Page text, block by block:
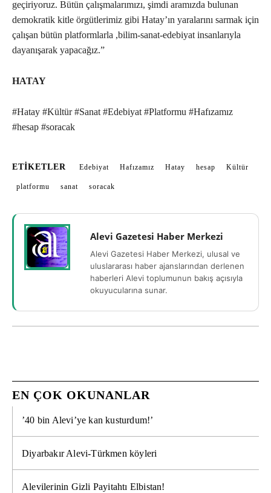
geçiriyoruz. Bütün çalışmalarımızı, şimdi aramızda bulunan
demokratik kitle örgütlerimiz gibi Hatay’ın yaralarını sarmak için
çalışan bütün platformlarla ,bilim-sanat-edebiyat insanlarıyla
dayanışarak yapacağız.”
HATAY
#Hatay #Kültür #Sanat #Edebiyat #Platformu #Hafızamız
#hesap #soracak
ETIKETLER Edebiyat Hafızamız Hatay hesap Kültür
platformu sanat soracak
Alevi Gazetesi Haber Merkezi
Alevi Gazetesi Haber Merkezi, ulusal ve
uluslararası haber ajanslarından derlenen
haberleri Alevi toplumunun bakış açısıyla
okuyucularına sunar.
EN ÇOK OKUNANLAR
’40 bin Alevi’ye kan kusturdum!’
Diyarbakır Alevi-Türkmen köyleri
Alevilerinin Gizli Payitahtı Elbistan!